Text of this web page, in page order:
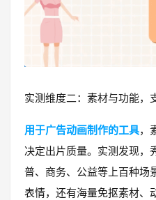
实测维度二：素材与功能，
用于广告动画制作的工具，
决定出片质量。实测发现，
普、商务、公益等上百种场
表情，还有海量免抠素材、